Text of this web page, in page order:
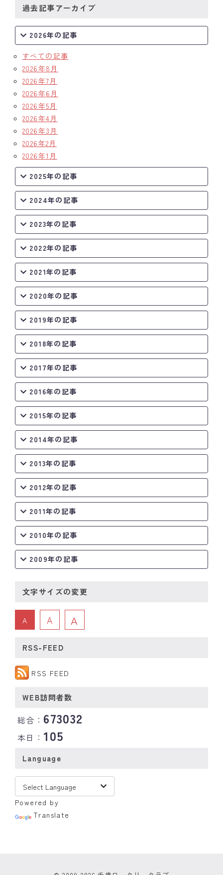
過去記事アーカイブ
2026年の記事
すべての記事
2026年8月
2026年7月
2026年6月
2026年5月
2026年4月
2026年3月
2026年2月
2026年1月
2025年の記事
2024年の記事
2023年の記事
2022年の記事
2021年の記事
2020年の記事
2019年の記事
2018年の記事
2017年の記事
2016年の記事
2015年の記事
2014年の記事
2013年の記事
2012年の記事
2011年の記事
2010年の記事
2009年の記事
文字サイズの変更
A A A
RSS-FEED
RSS FEED
WEB訪問者数
総合： 673032
本日：105
Language
Powered by
Translate